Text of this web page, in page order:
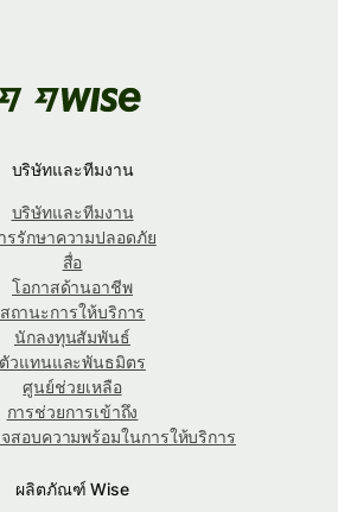
บริษัทและทีมงาน
บริษัทและทีมงาน
รรักษาความปลอดภัย
สื่อ
โอกาสด้านอาชีพ
สถานะการให้บริการ
นักลงทุนสัมพันธ์
ตัวแทนและพันธมิตร
ศูนย์ช่วยเหลือ
การช่วยการเข้าถึง
จสอบความพร้อมในการให้บริการ
ผลิตภัณฑ์ Wise